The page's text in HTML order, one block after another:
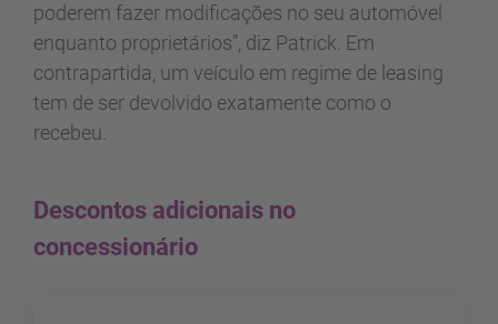
poderem fazer modificações no seu automóvel
enquanto proprietários”, diz Patrick. Em
contrapartida, um veículo em regime de leasing
tem de ser devolvido exatamente como o
recebeu.
Descontos adicionais no
concessionário